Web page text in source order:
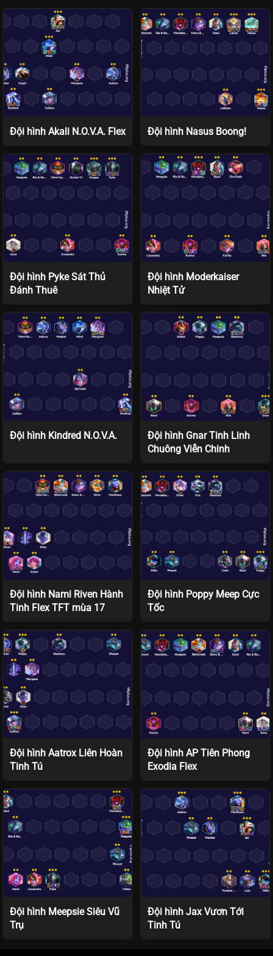
Đội hình Akali N.O.V.A. Flex Đội hình Nasus Boong!
Đội hình Pyke Sát Thủ
Đánh Thuê
Đội hình Moderkaiser
Nhiệt Tử
Đội hình Kindred N.O.V.A.
Đội hình Gnar Tinh Linh
Chuông Viễn Chinh
Đội hình Nami Riven Hành
Tinh Flex TFT mùa 17
Đội hình Poppy Meep Cực
Tốc
Đội hình Aatrox Liên Hoàn
Tinh Tú
Đội hình AP Tiên Phong
Exodia Flex
Đội hình Meepsie Siêu Vũ
Trụ
Đội hình Jax Vươn Tới
Tinh Tú